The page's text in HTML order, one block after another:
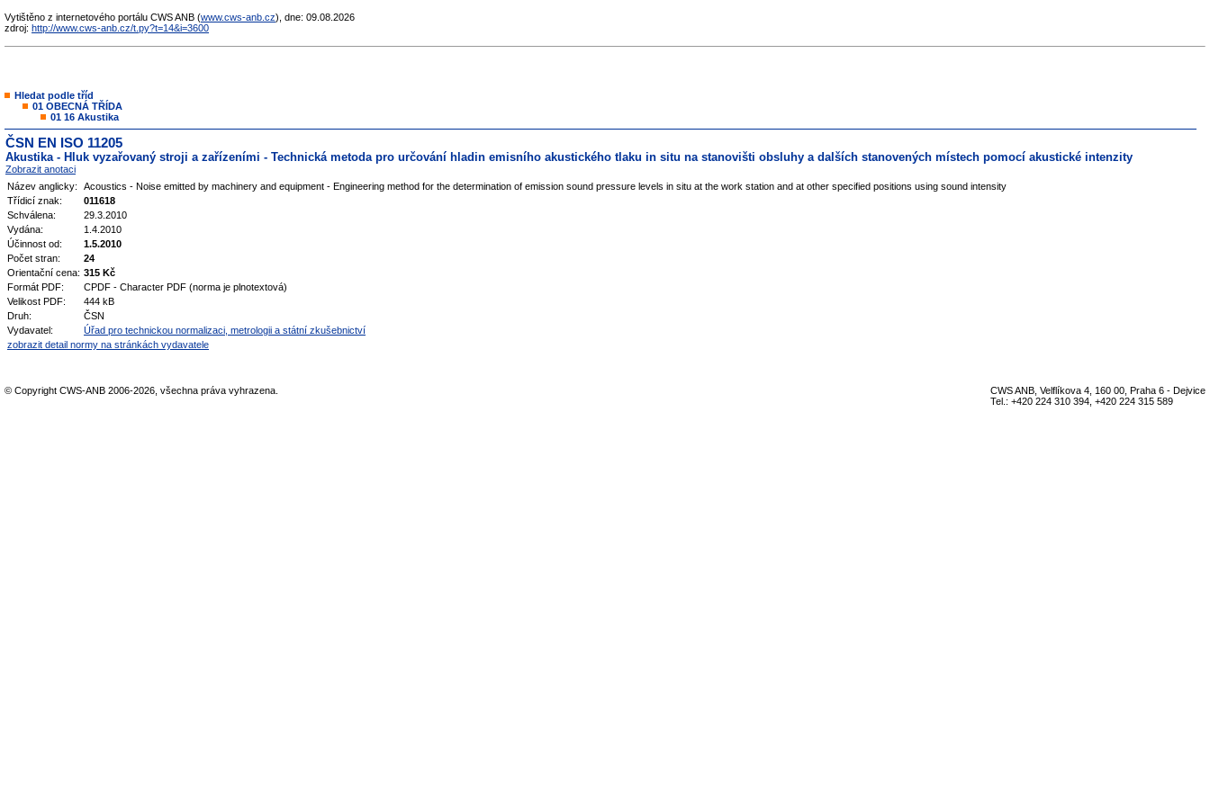
Vytištěno z internetového portálu CWS ANB (www.cws-anb.cz), dne: 09.08.2026
zdroj: http://www.cws-anb.cz/t.py?t=14&i=3600
Hledat podle tříd
01 OBECNÁ TŘÍDA
01 16 Akustika
ČSN EN ISO 11205
Akustika - Hluk vyzařovaný stroji a zařízeními - Technická metoda pro určování hladin emisního akustického tlaku in situ na stanovišti obsluhy a dalších stanovených místech pomocí akustické intenzity
Zobrazit anotaci
Název anglicky:
Acoustics - Noise emitted by machinery and equipment - Engineering method for the determination of emission sound pressure levels in situ at the work station and at other specified positions using sound intensity
Třídicí znak:
011618
Schválena:
29.3.2010
Vydána:
1.4.2010
Účinnost od:
1.5.2010
Počet stran:
24
Orientační cena: 315 Kč
Formát PDF:
CPDF - Character PDF (norma je plnotextová)
Velikost PDF:
444 kB
Druh:
ČSN
Vydavatel:
Úřad pro technickou normalizaci, metrologii a státní zkušebnictví
zobrazit detail normy na stránkách vydavatele
CWS ANB, Velflíkova 4, 160 00, Praha 6 - Dejvice
Tel.: +420 224 310 394, +420 224 315 589
© Copyright CWS-ANB 2006-2026, všechna práva vyhrazena.